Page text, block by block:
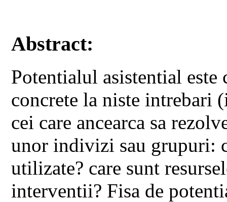
Abstract:
Potentialul asistential
concrete la niste intrebari
cei care ancearca sa
unor indivizi sau grupuri:
utilizate? care sunt
interventii? Fisa de